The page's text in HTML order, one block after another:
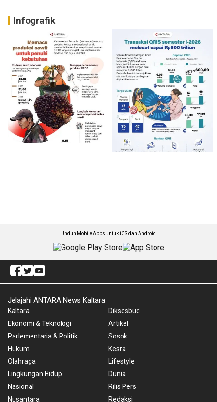
Infografik
Unduh Mobile Apps untuk iOS dan Android
Jelajahi ANTARA News Kaltara
Kaltara
Ekonomi & Teknologi
Parlementaria & Politik
Hukum
Olahraga
Lingkungan Hidup
Nasional
Nusantara
Diksosbud
Artikel
Sosok
Kesra
Lifestyle
Dunia
Rilis Pers
Redaksi